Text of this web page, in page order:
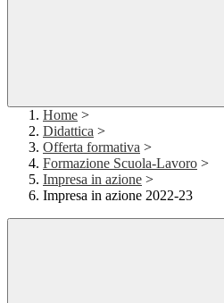
Home >
Didattica >
Offerta formativa >
Formazione Scuola-Lavoro >
Impresa in azione >
Impresa in azione 2022-23